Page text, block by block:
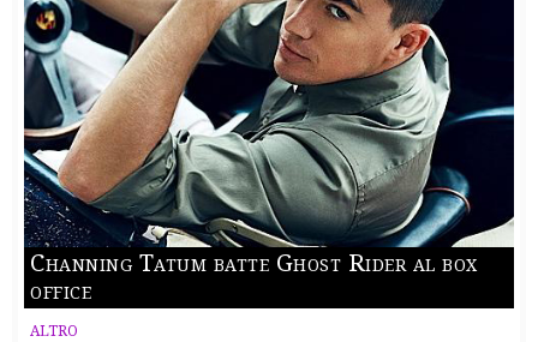
Channing Tatum batte Ghost Rider al box
office
ALTRO